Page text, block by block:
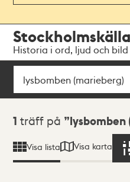
navigationen
huvudinnehållet
Historia i ord, ljud och bild
Sök
Sökresultat
1 träff på lysbomben
Visa lista Visa karta